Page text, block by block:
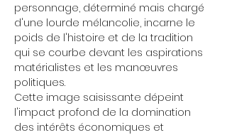
personnage, déterminé mais chargé
d'une lourde mélancolie, incarne le
poids de l'histoire et de la tradition
qui se courbe devant les aspirations
matérialistes et les manœuvres
politiques.
Cette image saisissante dépeint
l'impact profond de la domination
des intérêts économiques et